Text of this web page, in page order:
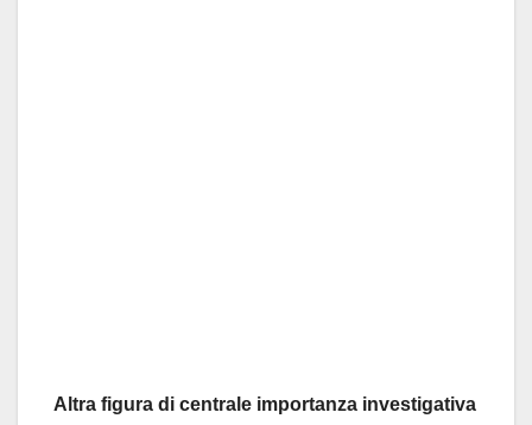
Altra figura di centrale importanza investigativa